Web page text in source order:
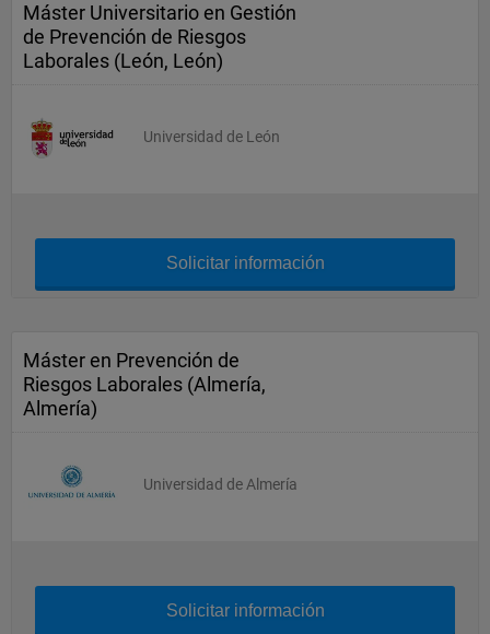
Máster Universitario en Gestión
de Prevención de Riesgos
Laborales (León, León)
Universidad de León
Solicitar información
Máster en Prevención de
Riesgos Laborales (Almería,
Almería)
Universidad de Almería
Solicitar información